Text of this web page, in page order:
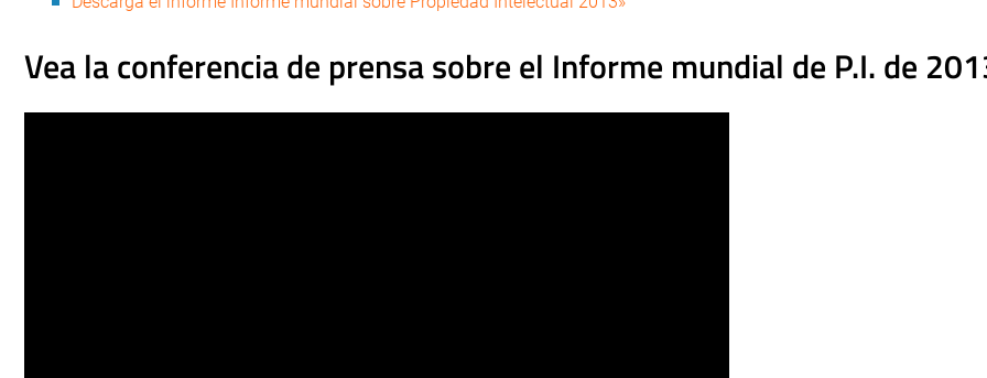
Vea la conferencia de prensa sobre el Informe mundial de P.I. de